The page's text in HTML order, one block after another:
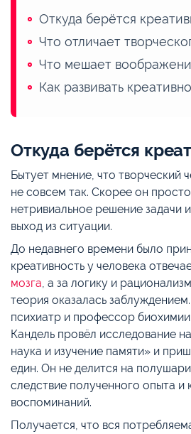
Откуда берётся
Что отличает
Что мешает
Как развивать
Откуда берётся
Бытует мнение, что творческий
не совсем так. Скорее он
нетривиальное решение задачи
выход из ситуации.
До недавнего времени было
креативность у человека
мозга , а за логику и
теория оказалась
психиатр и профессор
Кандель провёл исследование
наука и изучение памяти» и
един. Он не делится на
следствие полученного опыта и
воспоминаний.
Получается, что вся